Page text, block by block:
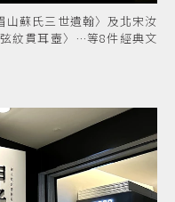
山蘇氏三世遺翰〉及北宋汝
紋貫耳壺〉…等8件經典文